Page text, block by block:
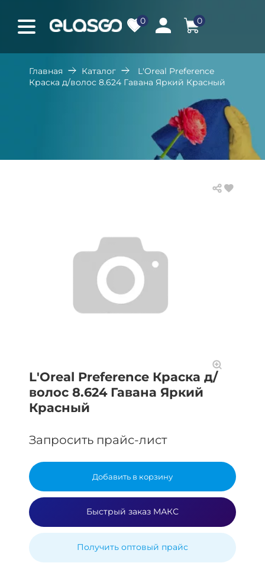
0 0
Главная Каталог
L'Oreal Preference
Краска д/волос 8.624 Гавана Яркий Красный
L'Oreal Preference Краска д/
волос 8.624 Гавана Яркий
Красный
Запросить прайс-лист
Добавить в корзину
Быстрый заказ МАКС
Получить оптовый прайс